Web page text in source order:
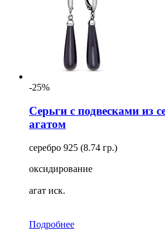
-25%
Серьги с подвесками из
агатом
серебро 925 (8.74 гр.)
оксидирование
агат иск.
Подробнее